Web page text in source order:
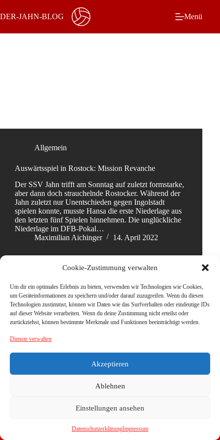
Cookie-Zustimmung verwalten
Um dir ein optimales Erlebnis zu bieten, verwenden wir Technologien wie Cookies,
um Geräteinformationen zu speichern und/oder darauf zuzugreifen. Wenn du diesen
Technologien zustimmst, können wir Daten wie das Surfverhalten oder eindeutige IDs
auf dieser Website verarbeiten. Wenn du deine Zustimmung nicht erteilst oder
zurückziehst, können bestimmte Merkmale und Funktionen beeinträchtigt werden.
Dienste verwalten
Akzeptieren
Ablehnen
Einstellungen ansehen
DatenschutzerklärungImpressum
Inhalt
springen
DER-JAHN-BLOG Menü
Allgemein
Auswärtsspiel in Rostock: Mission Revanche
Der SSV Jahn trifft am Sonntag auf zuletzt formstarke,
aber dann doch strauchelnde Rostocker. Während der
Jahn zuletzt nur Unentschieden gegen Ingolstadt
spielen konnte, musste Hansa die erste Niederlage aus
den letzten fünf Spielen hinnehmen. Die unglückliche
Niederlage im DFB-Pokal…
Maximilian Aichinger
14. April 2022